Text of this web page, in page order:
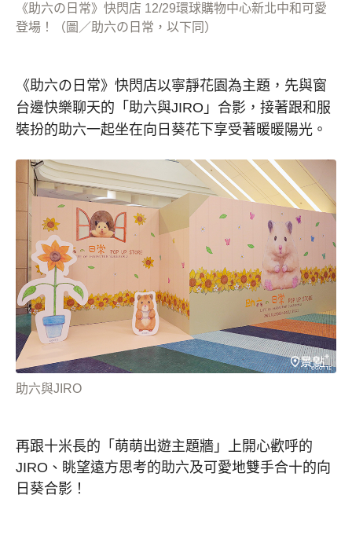
《助六の日常》快閃店 12/29環球購物中心新北中和可愛
登場！（圖／助六の日常，以下同）
《助六の日常》快閃店以寧靜花園為主題，先與窗
台邊快樂聊天的「助六與JIRO」合影，接著跟和服
裝扮的助六一起坐在向日葵花下享受著暖暖陽光。
助六與JIRO
再跟十米長的「萌萌出遊主題牆」上開心歡呼的
JIRO、眺望遠方思考的助六及可愛地雙手合十的向
日葵合影！